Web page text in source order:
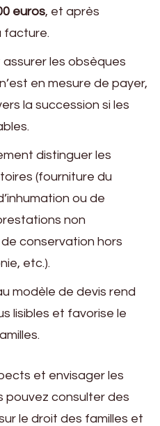
euros, et après
facture.
les obsèques
en mesure de payer,
la succession si les
distinguer les
(fourniture du
ou de
non
conservation hors
etc.).
modèle de devis rend
lisibles et favorise le
et envisager les
pouvez consulter des
le droit des familles et